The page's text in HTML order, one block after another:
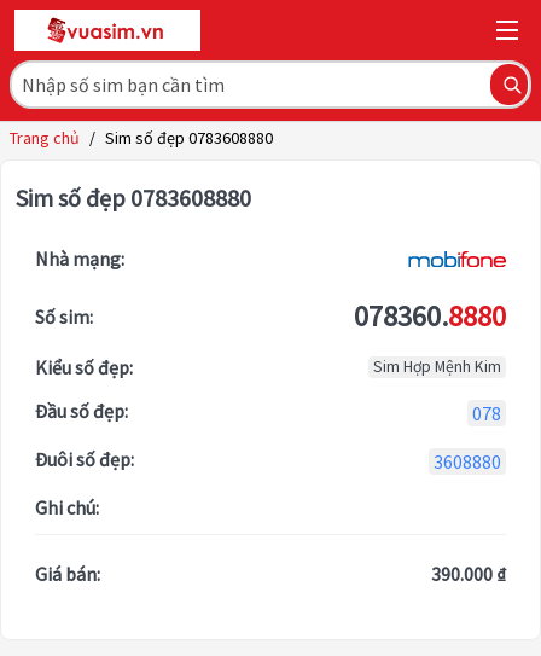
Trang chủ / Sim số đẹp 0783608880
Sim số đẹp 0783608880
Nhà mạng:
Số sim: 078360.8880
Kiểu số đẹp: Sim Hợp Mệnh Kim
Đầu số đẹp:
078
Đuôi số đẹp:
3608880
Ghi chú:
Giá bán: 390.000 ₫